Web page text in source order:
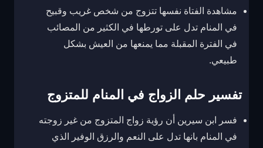
مشاهدة الفتاة نفسها تتزوج من شخص غريب وقبيح
في المنام تدل على تورطها في الكثير من المصائب
في الفترة المقبلة مما يمنعها من العيش بشكل
طبيعي.
تفسير حلم الزواج في المنام للمتزوج
فسر ابن سيرين أن رؤية زواج المتزوج من غير زوجته
في المنام بانها تدل على النعم والرزق الوفير الذي